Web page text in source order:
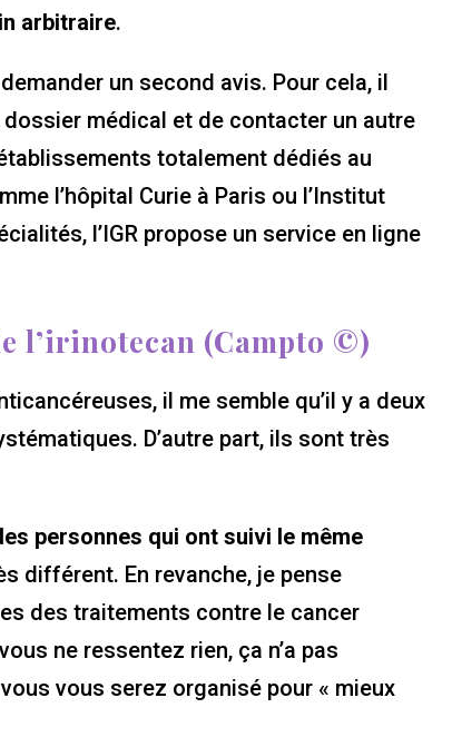
arbitraire.
un second avis. Pour cela, il
médical et de contacter un autre
totalement dédiés au
l’hôpital Curie à Paris ou l’Institut
l’IGR propose un service en ligne
l’irinotecan (Campto ©)
il me semble qu’il y a deux
D’autre part, ils sont très
personnes qui ont suivi le même
différent. En revanche, je pense
des traitements contre le cancer
ne ressentez rien, ça n’a pas
vous serez organisé pour « mieux